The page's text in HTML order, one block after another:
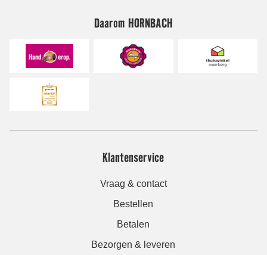
Daarom HORNBACH
Klantenservice
Vraag & contact
Bestellen
Betalen
Bezorgen & leveren